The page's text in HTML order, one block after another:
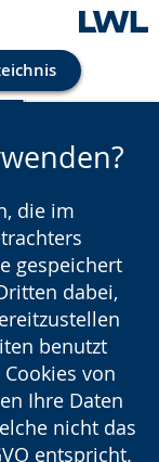
die im
gespeichert
dabei,
benutzt
von
Ihre Daten
nicht das
entspricht.